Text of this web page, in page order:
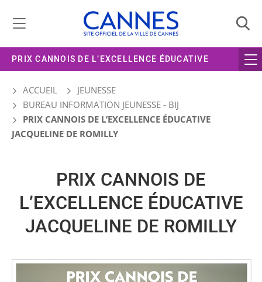
PRIX CANNOIS DE L’EXCELLENCE ÉDUCATIVE
ACCUEIL
JEUNESSE
BUREAU INFORMATION JEUNESSE - BIJ
PRIX CANNOIS DE L’EXCELLENCE ÉDUCATIVE
JACQUELINE DE ROMILLY
PRIX CANNOIS DE
L’EXCELLENCE ÉDUCATIVE
JACQUELINE DE ROMILLY